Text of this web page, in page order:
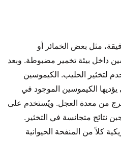
مثل بعض الخمائر أو
داخل بيئة تخمير مضبوطة. وبعد
لتخثير الحليب. الكيموسين
يؤديها الكيموسين الموجود في
من معدة العجل. ويُستخدم على
نتائج متجانسة في التخثير.
كلاً من المنفحة الحيوانية